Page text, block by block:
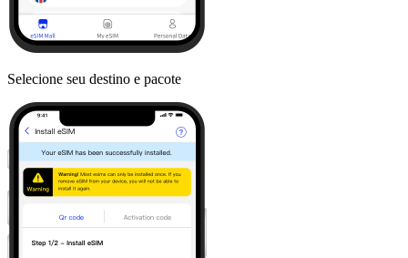
Selecione seu destino e pacote